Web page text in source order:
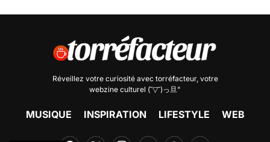
Réveillez votre curiosité avec torréfacteur, votre
webzine culturel (˘▽˘)っ旦"
MUSIQUE INSPIRATION LIFESTYLE WEB